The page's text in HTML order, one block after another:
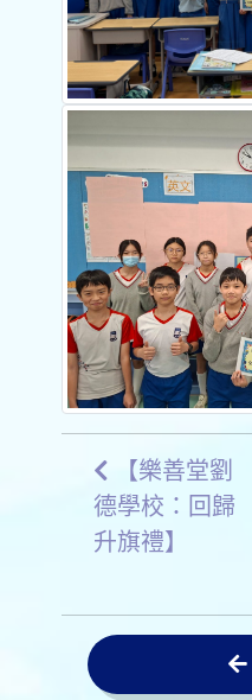
【樂善堂劉
德學校：回歸
升旗禮】